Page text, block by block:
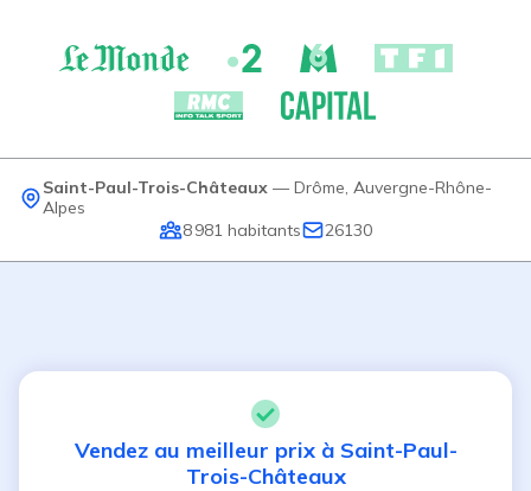
Saint-Paul-Trois-Châteaux — Drôme, Auvergne-Rhône-
Alpes
8 981 habitants 26130
Vendez au meilleur prix à Saint-Paul-
Trois-Châteaux